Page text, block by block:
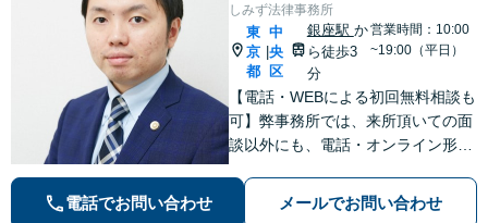
しみず法律事務所
東
京
都
|
中
央
区
銀座駅 か
ら徒歩3
分
営業時間：10:00
~19:00（平日）
【電話・WEBによる初回無料相談も
可】弊事務所では、来所頂いての面
談以外にも、電話・オンライン形式
弁護士にご相談頂くことで、今のご
不安が和らぐとともに、問題解決の
電話でお問い合わせ メールでお問い合わせ